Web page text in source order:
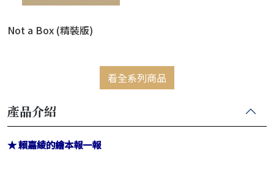
Not a Box (精裝版)
看全系列商品
產品介紹
★ 賴嘉綾的繪本報一報